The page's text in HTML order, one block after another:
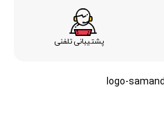
پشتیبانی تلفنی